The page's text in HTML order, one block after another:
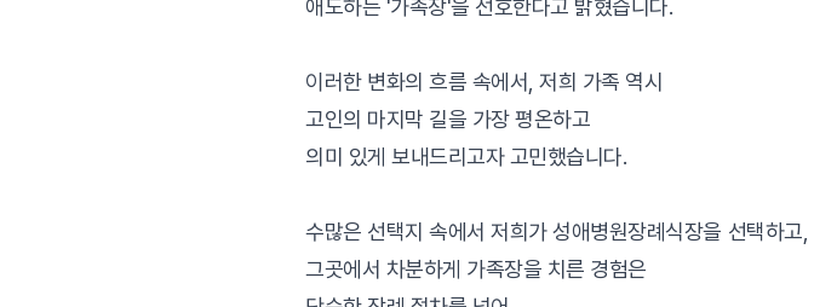
애도하는 '가족장'을 선호한다고 밝혔습니다.
이러한 변화의 흐름 속에서, 저희 가족 역시
고인의 마지막 길을 가장 평온하고
의미 있게 보내드리고자 고민했습니다.
수많은 선택지 속에서 저희가 성애병원장례식장을 선택하고,
그곳에서 차분하게 가족장을 치른 경험은